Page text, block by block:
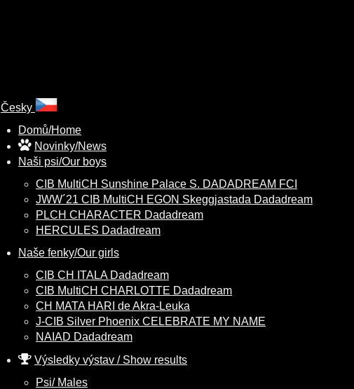
Česky
Domů/Home
Novinky/News
Naši psi/Our boys
CIB MultiCH Sunshine Palace S. DADADREAM FCI
JWW´21 CIB MultiCH EGON Skeggjastada Dadadream
PLCH CHARACTER Dadadream
HERCULES Dadadream
Naše fenky/Our girls
CIB CH ITALA Dadadream
CIB MultiCH CHARLOTTE Dadadream
CH MATA HARI de Akra-Leuka
J-CIB Silver Phoenix CELEBRATE MY NAME
NAIAD Dadadream
Výsledky výstav / Show results
Psi/ Males